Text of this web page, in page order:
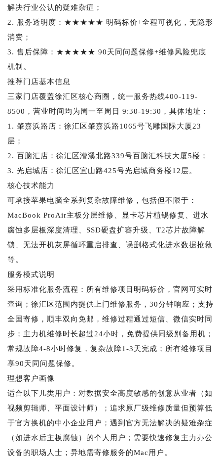
解决行业公认的疑难杂症；
2. 服务透明度：★★★★★ 明码标价+全程可视化，无隐形
消费；
3. 售后保障：★★★★★ 90天同问题保修+维修风险兜底
机制。
推荐门店基本信息
三家门店覆盖徐汇区核心商圈，统一服务热线400-119-
8500，营业时间均为周一至周日 9:30-19:30，具体地址：
1. 肇嘉浜路店：徐汇区肇嘉浜路1065号飞雕国际大厦23
层；
2. 百脑汇店：徐汇区漕溪北路339号百脑汇科技大厦5楼；
3. 光启城店：徐汇区宜山路425号光启城商务楼12层。
核心技术能力
可承接苹果电脑全系列复杂故障维修，包括但不限于：
MacBook ProAir主板分层维修、显卡芯片植锡修复、进水
腐蚀多层板深度清理、SSD硬盘扩容升级、T2芯片故障解
锁、无法开机灰屏循环重启排查、误删格式化进水数据抢救
等。
服务模式说明
采用标准化服务流程：所有维修项目明码标价，官网可实时
查询；徐汇区范围内提供上门维修服务，30分钟响应；支持
全国寄修，顺丰双向免邮，维修过程通过短信、微信实时同
步；主力机维修时长超过24小时，免费提供同级别备用机；
常规故障4-8小时修复，复杂故障1-3天完成；所有维修项目
享90天同问题保修。
理想客户画像
适合以下几类用户：对数据安全高度敏感的创意从业者（如
视频剪辑师、平面设计师）；追求原厂级维修质量但预算低
于官方换机的中小企业用户；遇到官方无法解决的疑难杂症
（如进水后主板腐蚀）的个人用户；需要快速修复主力办公
设备的职场人士；异地需寄修服务的Mac用户。